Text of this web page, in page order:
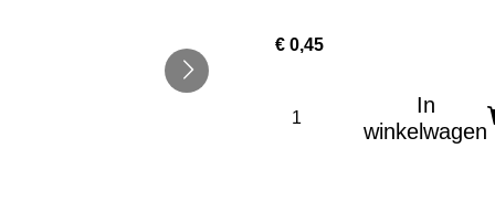
€ 0,45
In
winkelwagen